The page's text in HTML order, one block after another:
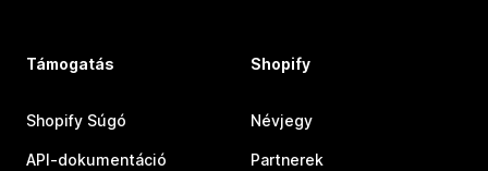
Támogatás
Shopify Súgó
API-dokumentáció
Shopify
Névjegy
Partnerek